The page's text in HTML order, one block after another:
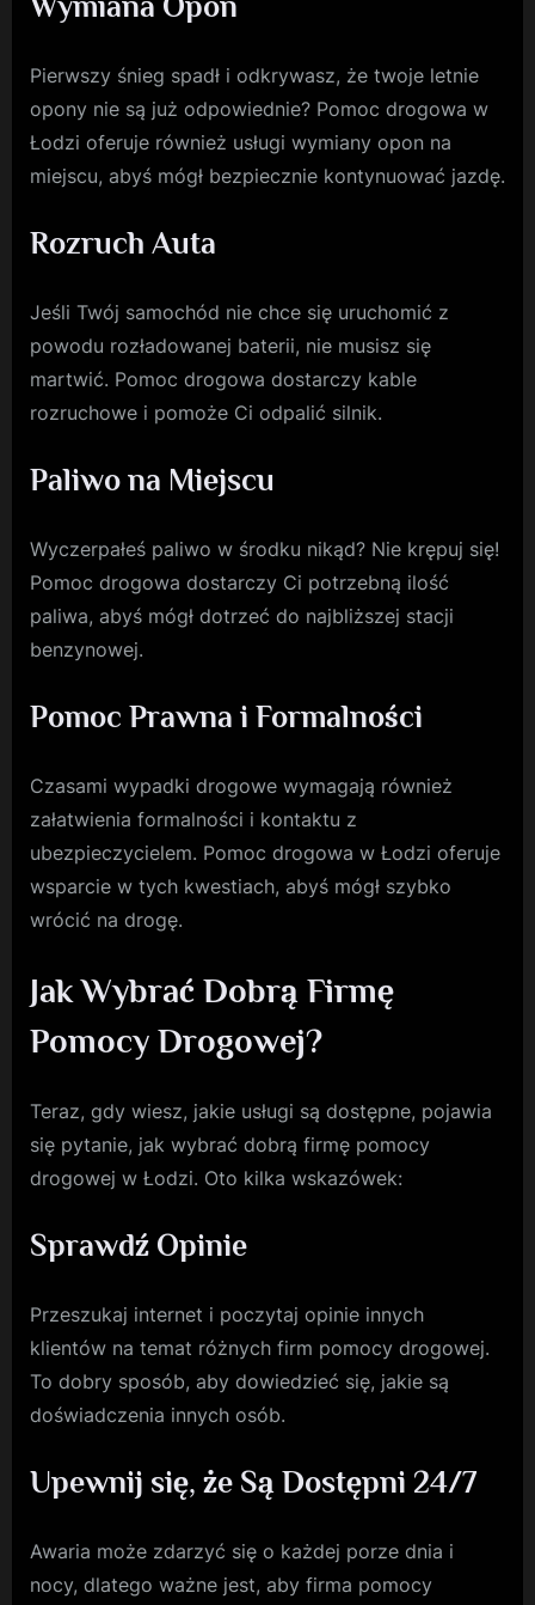
Pierwszy śnieg spadł i odkrywasz, że twoje letnie
opony nie są już odpowiednie? Pomoc drogowa w
Łodzi oferuje również usługi wymiany opon na
miejscu, abyś mógł bezpiecznie kontynuować jazdę.
Rozruch Auta
Jeśli Twój samochód nie chce się uruchomić z
powodu rozładowanej baterii, nie musisz się
martwić. Pomoc drogowa dostarczy kable
rozruchowe i pomoże Ci odpalić silnik.
Paliwo na Miejscu
Wyczerpałeś paliwo w środku nikąd? Nie krępuj się!
Pomoc drogowa dostarczy Ci potrzebną ilość
paliwa, abyś mógł dotrzeć do najbliższej stacji
benzynowej.
Pomoc Prawna i Formalności
Czasami wypadki drogowe wymagają również
załatwienia formalności i kontaktu z
ubezpieczycielem. Pomoc drogowa w Łodzi oferuje
wsparcie w tych kwestiach, abyś mógł szybko
wrócić na drogę.
Jak Wybrać Dobrą Firmę
Pomocy Drogowej?
Teraz, gdy wiesz, jakie usługi są dostępne, pojawia
się pytanie, jak wybrać dobrą firmę pomocy
drogowej w Łodzi. Oto kilka wskazówek:
Sprawdź Opinie
Przeszukaj internet i poczytaj opinie innych
klientów na temat różnych firm pomocy drogowej.
To dobry sposób, aby dowiedzieć się, jakie są
doświadczenia innych osób.
Upewnij się, że Są Dostępni 24/7
Awaria może zdarzyć się o każdej porze dnia i
nocy, dlatego ważne jest, aby firma pomocy